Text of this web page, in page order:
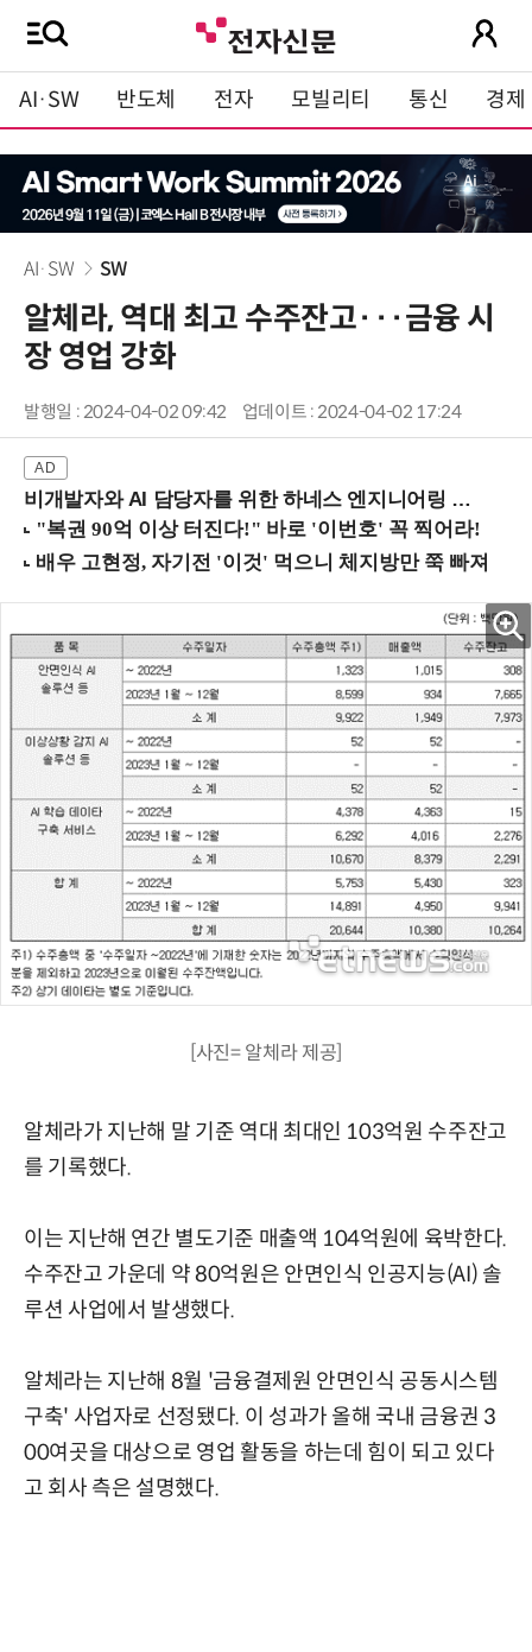
AI·SW 반도체 전자 모빌리티 통신 경제
AI·SW SW
알체라, 역대 최고 수주잔고···금융 시
장 영업 강화
발행일 : 2024-04-02 09:42 업데이트 : 2024-04-02 17:24
비개발자와 AI 담당자를 위한 하네스 엔지니어링 입문과정 (8/20 신논현역)
[사진= 알체라 제공]
알체라가 지난해 말 기준 역대 최대인 103억원 수주잔고
를 기록했다.
이는 지난해 연간 별도기준 매출액 104억원에 육박한다.
수주잔고 가운데 약 80억원은 안면인식 인공지능(AI) 솔
루션 사업에서 발생했다.
알체라는 지난해 8월 '금융결제원 안면인식 공동시스템
구축' 사업자로 선정됐다. 이 성과가 올해 국내 금융권 3
00여곳을 대상으로 영업 활동을 하는데 힘이 되고 있다
고 회사 측은 설명했다.